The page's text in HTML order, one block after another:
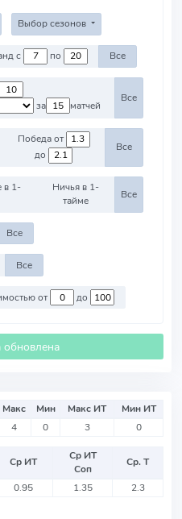
Выбор сезонов
Против команд с по Все
за
матчей
Все
Победа от
до
Все
в 1-
Ничья в 1-
тайме
Все
Все
Все
Против команд со стоимостью от до
обновлена
Макс Мин Макс ИТ
Мин ИТ
4 0 3 0
Ср ИТ
Ср ИТ
Соп
Ср. Т
0.95 1.35 2.3